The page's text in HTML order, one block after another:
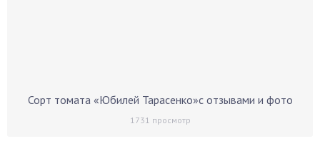
Сорт томата «Юбилей Тарасенко»с отзывами и фото
1731 просмотр